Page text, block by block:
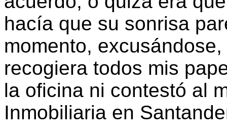
hacía que su sonrisa
momento,
recogiera todos mis
la oficina ni contestó al
Inmobiliaria en